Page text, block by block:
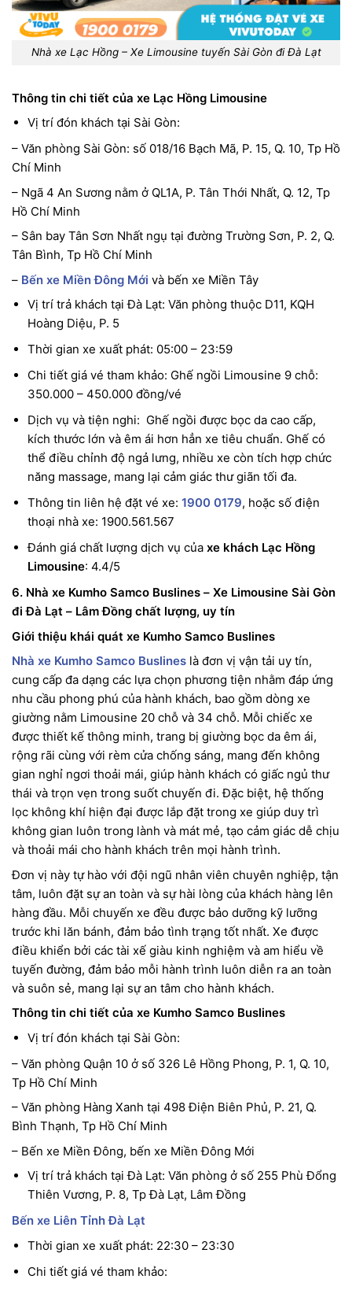
Nhà xe Lạc Hồng – Xe Limousine tuyến Sài Gòn đi Đà Lạt
Thông tin chi tiết của xe Lạc Hồng Limousine
Vị trí đón khách tại Sài Gòn:
– Văn phòng Sài Gòn: số 018/16 Bạch Mã, P. 15, Q. 10, Tp Hồ
Chí Minh
– Ngã 4 An Sương nằm ở QL1A, P. Tân Thới Nhất, Q. 12, Tp
Hồ Chí Minh
– Sân bay Tân Sơn Nhất ngụ tại đường Trường Sơn, P. 2, Q.
Tân Bình, Tp Hồ Chí Minh
– Bến xe Miền Đông Mới và bến xe Miền Tây
Vị trí trả khách tại Đà Lạt: Văn phòng thuộc D11, KQH
Hoàng Diệu, P. 5
Thời gian xe xuất phát: 05:00 – 23:59
Chi tiết giá vé tham khảo: Ghế ngồi Limousine 9 chỗ:
350.000 – 450.000 đồng/vé
Dịch vụ và tiện nghi: Ghế ngồi được bọc da cao cấp,
kích thước lớn và êm ái hơn hẳn xe tiêu chuẩn. Ghế có
thể điều chỉnh độ ngả lưng, nhiều xe còn tích hợp chức
năng massage, mang lại cảm giác thư giãn tối đa.
Thông tin liên hệ đặt vé xe: 1900 0179, hoặc số điện
thoại nhà xe: 1900.561.567
Đánh giá chất lượng dịch vụ của xe khách Lạc Hồng
Limousine: 4.4/5
6. Nhà xe Kumho Samco Buslines – Xe Limousine Sài Gòn
đi Đà Lạt – Lâm Đồng chất lượng, uy tín
Giới thiệu khái quát xe Kumho Samco Buslines
Nhà xe Kumho Samco Buslines là đơn vị vận tải uy tín,
cung cấp đa dạng các lựa chọn phương tiện nhằm đáp ứng
nhu cầu phong phú của hành khách, bao gồm dòng xe
giường nằm Limousine 20 chỗ và 34 chỗ. Mỗi chiếc xe
được thiết kế thông minh, trang bị giường bọc da êm ái,
rộng rãi cùng với rèm cửa chống sáng, mang đến không
gian nghỉ ngơi thoải mái, giúp hành khách có giấc ngủ thư
thái và trọn vẹn trong suốt chuyến đi. Đặc biệt, hệ thống
lọc không khí hiện đại được lắp đặt trong xe giúp duy trì
không gian luôn trong lành và mát mẻ, tạo cảm giác dễ chịu
và thoải mái cho hành khách trên mọi hành trình.
Đơn vị này tự hào với đội ngũ nhân viên chuyên nghiệp, tận
tâm, luôn đặt sự an toàn và sự hài lòng của khách hàng lên
hàng đầu. Mỗi chuyến xe đều được bảo dưỡng kỹ lưỡng
trước khi lăn bánh, đảm bảo tình trạng tốt nhất. Xe được
điều khiển bởi các tài xế giàu kinh nghiệm và am hiểu về
tuyến đường, đảm bảo mỗi hành trình luôn diễn ra an toàn
và suôn sẻ, mang lại sự an tâm cho hành khách.
Thông tin chi tiết của xe Kumho Samco Buslines
Vị trí đón khách tại Sài Gòn:
– Văn phòng Quận 10 ở số 326 Lê Hồng Phong, P. 1, Q. 10,
Tp Hồ Chí Minh
– Văn phòng Hàng Xanh tại 498 Điện Biên Phủ, P. 21, Q.
Bình Thạnh, Tp Hồ Chí Minh
– Bến xe Miền Đông, bến xe Miền Đông Mới
Vị trí trả khách tại Đà Lạt: Văn phòng ở số 255 Phù Đổng
Thiên Vương, P. 8, Tp Đà Lạt, Lâm Đồng
Bến xe Liên Tỉnh Đà Lạt
Thời gian xe xuất phát: 22:30 – 23:30
Chi tiết giá vé tham khảo: